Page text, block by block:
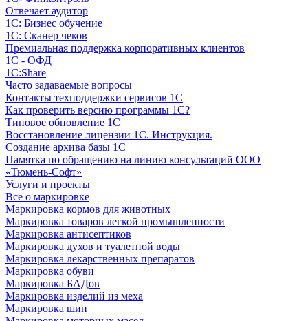
Отвечает аудитор
1С: Бизнес обучение
1С: Сканер чеков
Премиальная поддержка корпоративных клиентов
1С - ОФД
1С:Share
Часто задаваемые вопросы
Контакты техподдержки сервисов 1С
Как проверить версию программы 1С?
Типовое обновление 1С
Восстановление лицензии 1С. Инструкция.
Создание архива базы 1С
Памятка по обращению на линию консультаций ООО
«Тюмень-Софт»
Услуги и проекты
Все о маркировке
Маркировка кормов для животных
Маркировка товаров легкой промышленности
Маркировка антисептиков
Маркировка духов и туалетной воды
Маркировка лекарственных препаратов
Маркировка обуви
Маркировка БАДов
Маркировка изделий из меха
Маркировка шин